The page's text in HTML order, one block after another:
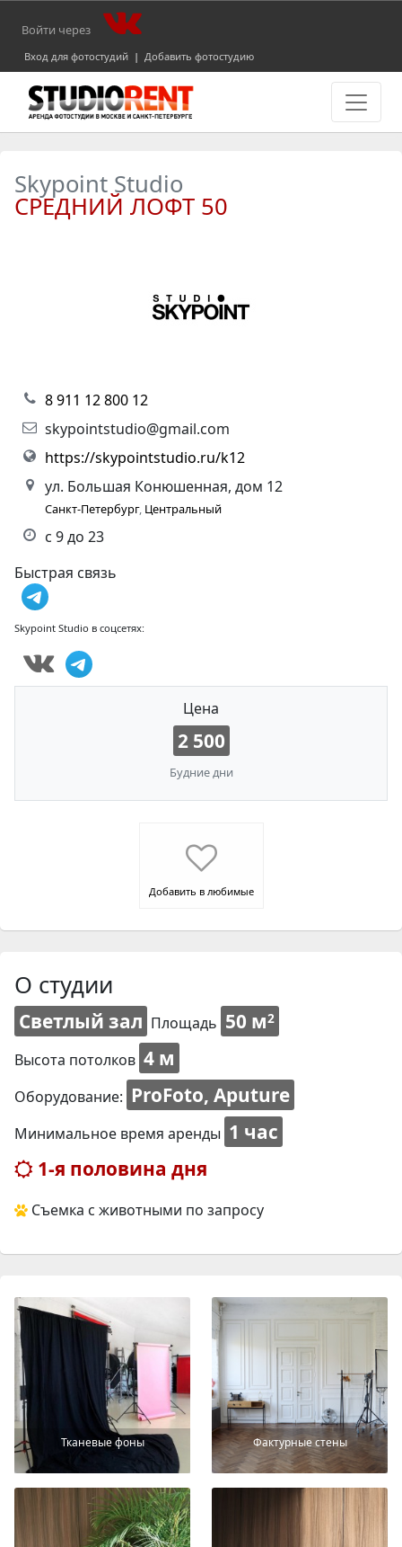
Войти через
Вход для фотостудий | Добавить фотостудию
Skypoint Studio
СРЕДНИЙ ЛОФТ 50
8 911 12 800 12
skypointstudio@gmail.com
https://skypointstudio.ru/k12
ул. Большая Конюшенная, дом 12
Санкт-Петербург, Центральный
с 9 до 23
Быстрая связь
Skypoint Studio в соцсетях:
Цена
2 500
Будние дни
Добавить в любимые
О студии
Светлый зал Площадь 50 м2
Высота потолков 4 м
Оборудование: ProFoto, Aputure
Минимальное время аренды 1 час
1-я половина дня
Съемка с животными по запросу
Тканевые фоны Фактурные стены